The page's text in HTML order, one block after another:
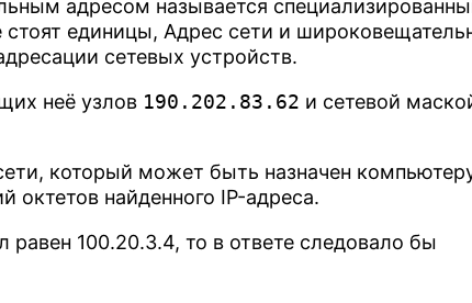
адресом называется
стоят единицы, Адрес сети и
сетевых устройств.
неё узлов 190.202.83.62 и сетевой
который может быть назначен
октетов найденного IP-адреса.
100.20.3.4, то в ответе следовало бы